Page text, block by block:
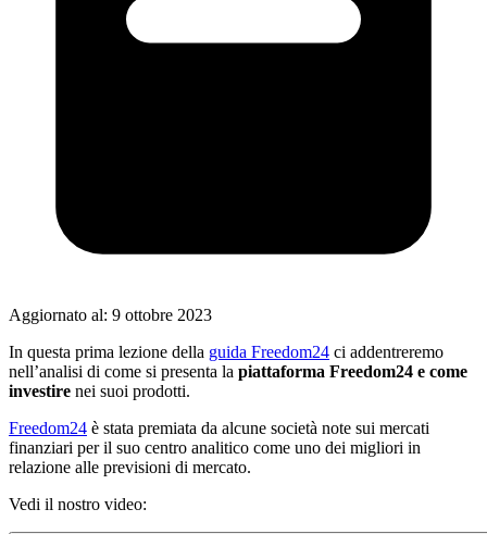
Aggiornato al: 9 ottobre 2023
In questa prima lezione della guida Freedom24 ci addentreremo
nell’analisi di come si presenta la piattaforma Freedom24 e come
investire nei suoi prodotti.
Freedom24 è stata premiata da alcune società note sui mercati
finanziari per il suo centro analitico come uno dei migliori in
relazione alle previsioni di mercato.
Vedi il nostro video: